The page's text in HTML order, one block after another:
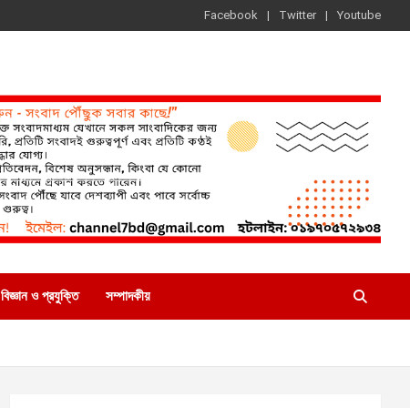
Facebook Twitter Youtube
বিজ্ঞান ও প্রযুক্তি সম্পাদকীয়